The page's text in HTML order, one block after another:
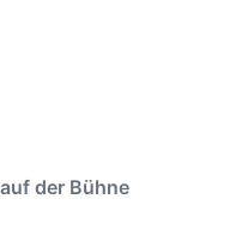
der Bühne